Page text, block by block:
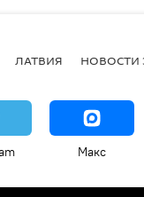
ЛАТВИЯ НОВОСТИ
Макс